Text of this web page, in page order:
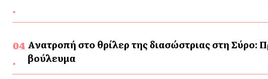
Ανατροπή στο θρίλερ της διασώστριας στη Σύρο:
βούλευμα